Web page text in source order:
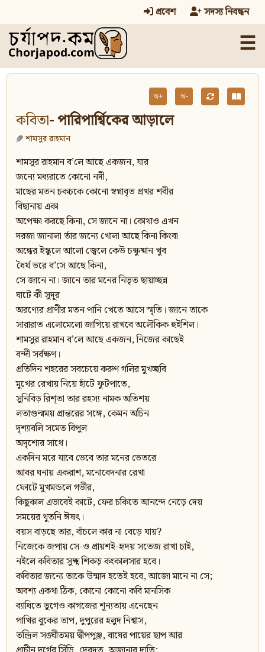
প্রবেশ সদস্য নিবন্ধন
☰
অ+ অ-
কবিতা- পারিপার্শ্বিকের আড়ালে
শামসুর রাহমান
শামসুর রাহমান ব’লে আছে একজন, যার
জন্যে মধ্যরাতে কোনো নদী,
মাছের মতন চকচকে কোনো স্বপ্নাবৃত প্রখর শবীর
বিছানায় একা
অপেক্ষা করছে কিনা, সে জানে না। কোথাও এখন
দরজা জানালা র্তার জন্যে খোলা আছে কিনা কিংবা
অন্ধের ইস্কুলে আলো জ্বেলে কেউ চক্ষুষ্মান খুব
ধৈর্য ভরে ব’সে আছে কিনা,
সে জানে না। জানে তার মনের নিভৃত ছায়াচ্ছন্ন
ঘাটে কী সুদূর
অরণ্যের প্রাণীর মতন পানি খেতে আসে স্মৃতি। জানে তাকে
সারারাত এলোমেলো জাগিয়ে রাখবে অলৌকিক হুইশিল।
শামসুর রাহমান ব’লে আছে একজন, নিজের কাছেই
বন্দী সর্বক্ষণ।
প্রতিদিন শহরের সবচেয়ে করুণ গলির মুখচ্ছবি
মুখের রেখায় নিয়ে হাঁটে ফুটপাতে,
সুনিবিড় রিশ্‌তা তার রহস্য নামক অতিশয়
লতাগুল্মময় প্রান্তরের সঙ্গে, কেমন অচিন
দৃশ্যাবলি সমেত বিপুল
অদৃশ্যের সাথে।
একদিন মরে যাবে ভেবে তার মনের ভেতরে
আবর ঘনায় একরাশ, মনোবেদনার রেখা
ফোটে মুখমন্ডলে গভীর,
কিছুকাল এভাবেই কাটে, ফের চকিতে আনন্দে নেড়ে দেয়
সময়ের থুতনি ঈষৎ।
বয়স বাড়ছে তার, বাঁচলে কার না বেড়ে যায়?
নিজেকে জপায় সে-ও প্রায়শই-হৃদয় সতেজ রাখা চাই,
নইলে কবিতার সুক্ষ্ম শিকড় কংকালসার হবে।
কবিতার জন্যে তাকে উন্মাদ হতেই হবে, আজো মানে না সে;
অবশ্য একথা ঠিক, কোনো কোনো কবি মানসিক
ব্যাধিতে ভুগেও কাগজের শূন্যতায় এনেছেন
পাখির বুকের তাপ, দুপুরের হলুদ নিশ্বাস,
তন্দ্রিল সঙ্ঘীতময় দ্বীপপুঞ্জ, বাঘের পায়ের ছাপ আর